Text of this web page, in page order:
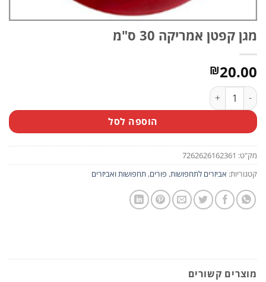
מגן קפטן אמריקה 30 ס"מ
₪20.00
כמות של מגן קפטן אמריקה 30 ס"מ
הוספה לסל
מק"ט: 7262626162361
קטגוריות: אביזרים לתחפושות, פורים, תחפושות ואביזרים
מוצרים קשורים